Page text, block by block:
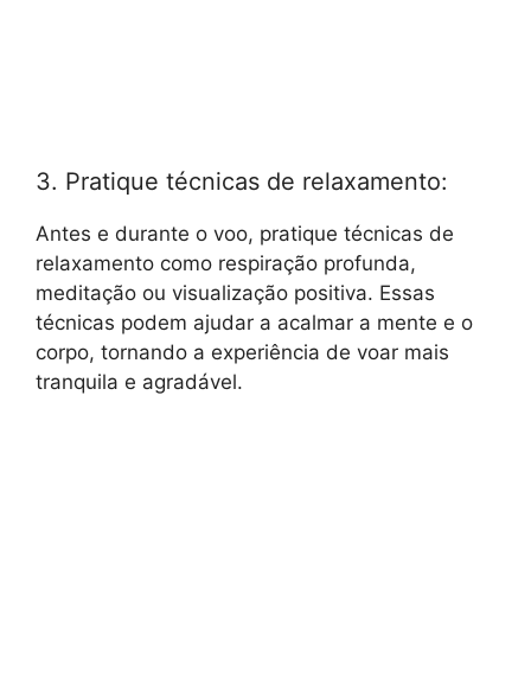
3. Pratique técnicas de relaxamento:
Antes e durante o voo, pratique técnicas de
relaxamento como respiração profunda,
meditação ou visualização positiva. Essas
técnicas podem ajudar a acalmar a mente e o
corpo, tornando a experiência de voar mais
tranquila e agradável.